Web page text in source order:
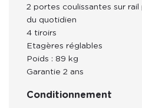
2 portes coulissantes sur
du quotidien
4 tiroirs
Etagères réglables
Poids : 89 kg
Garantie 2 ans
Conditionnement